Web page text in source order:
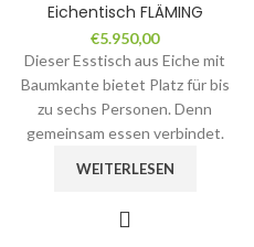
Eichentisch FLÄMING
€5.950,00
Dieser Esstisch aus Eiche mit
Baumkante bietet Platz für bis
zu sechs Personen. Denn
gemeinsam essen verbindet.
WEITERLESEN